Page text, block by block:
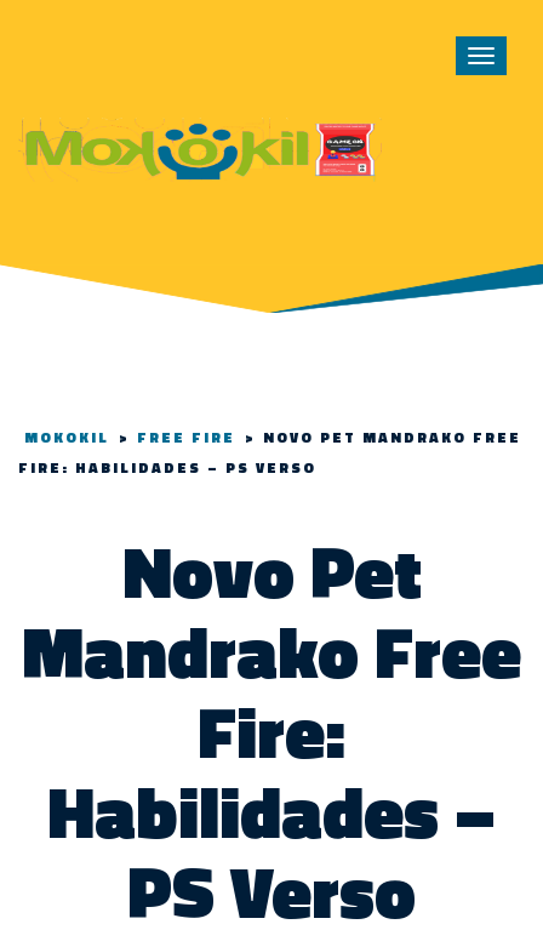
Toggle
MOKOKIL > FREE FIRE > NOVO PET MANDRAKO FREE
FIRE: HABILIDADES – PS VERSO
Novo Pet
Mandrako Free
Fire:
Habilidades –
PS Verso